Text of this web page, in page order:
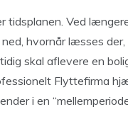
tidsplanen. Ved
hvornår læsses
skal aflevere en
Flyttefirma
i en